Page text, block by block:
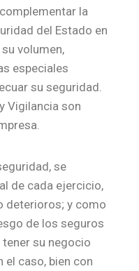
la
del Estado en
volumen,
especiales
su seguridad.
Vigilancia son
se
de cada ejercicio,
deterioros; y como
de los seguros
su negocio
el caso, bien con